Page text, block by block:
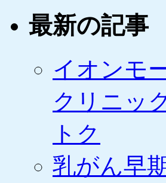
デ
カ
ル
ス
の
最新の記事
イオンモ
クリニッ
トク
乳がん早